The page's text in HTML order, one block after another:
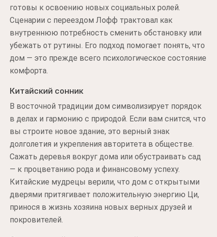
готовы к освоению новых социальных ролей.
Сценарии с переездом Лофф трактовал как
внутреннюю потребность сменить обстановку или
убежать от рутины. Его подход помогает понять, что
дом — это прежде всего психологическое состояние
комфорта.
Китайский сонник
В восточной традиции дом символизирует порядок
в делах и гармонию с природой. Если вам снится, что
вы строите новое здание, это верный знак
долголетия и укрепления авторитета в обществе.
Сажать деревья вокруг дома или обустраивать сад
— к процветанию рода и финансовому успеху.
Китайские мудрецы верили, что дом с открытыми
дверями притягивает положительную энергию Ци,
принося в жизнь хозяина новых верных друзей и
покровителей.